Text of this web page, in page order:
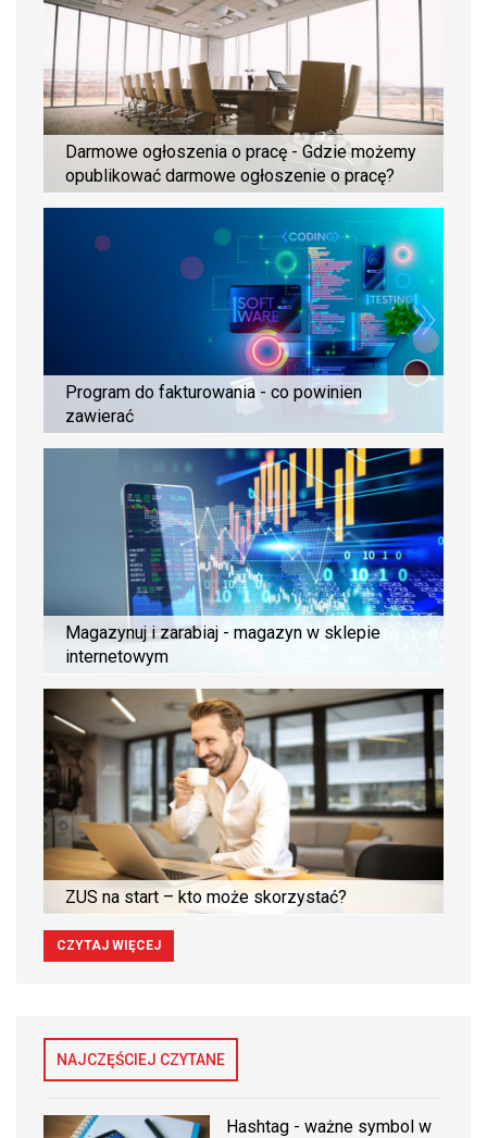
Darmowe ogłoszenia o pracę - Gdzie możemy
opublikować darmowe ogłoszenie o pracę?
Program do fakturowania - co powinien
zawierać
Magazynuj i zarabiaj - magazyn w sklepie
internetowym
ZUS na start – kto może skorzystać?
CZYTAJ WIĘCEJ
NAJCZĘŚCIEJ CZYTANE
Hashtag - ważne symbol w